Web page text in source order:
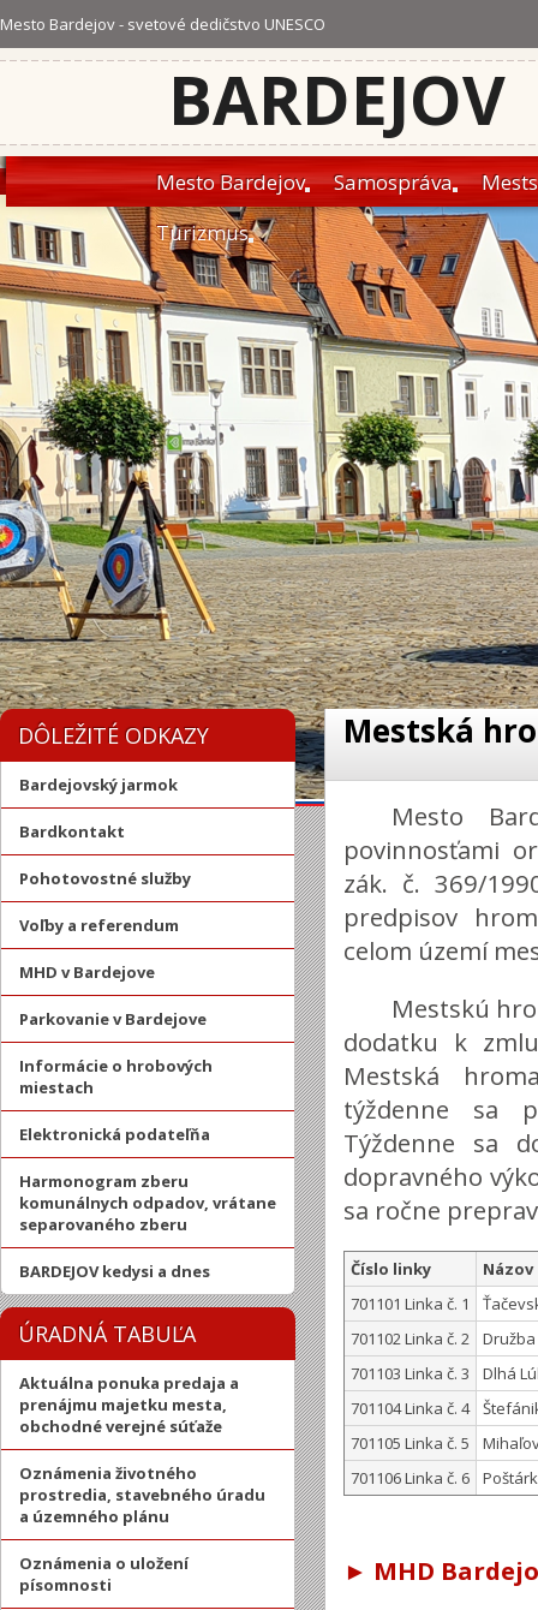
Mesto Bardejov - svetové dedičstvo UNESCO
BARDEJOV
Mesto Bardejov Samospráva
Turizmus
DÔLEŽITÉ ODKAZY
Bardejovský jarmok
Bardkontakt
Pohotovostné služby
Voľby a referendum
MHD v Bardejove
Parkovanie v Bardejove
Informácie o hrobových
miestach
Elektronická podateľňa
Harmonogram zberu
komunálnych odpadov, vrátane
separovaného zberu
BARDEJOV kedysi a dnes
ÚRADNÁ TABUĽA
Aktuálna ponuka predaja a
prenájmu majetku mesta,
obchodné verejné súťaže
Oznámenia životného
prostredia, stavebného úradu
a územného plánu
Oznámenia o uložení
písomnosti
Mestská
Mesto
povinnosťami
zák. č. 369/
predpisov
celom území
Mestskú
dodatku k
Mestská
týždenne sa
Týždenne sa
dopravného
sa ročne
Číslo linky
701101 Linka č. 1
701102 Linka č. 2
701103 Linka č. 3
Dlhá
701104 Linka č. 4
701105 Linka č. 5
701106 Linka č. 6
► MHD